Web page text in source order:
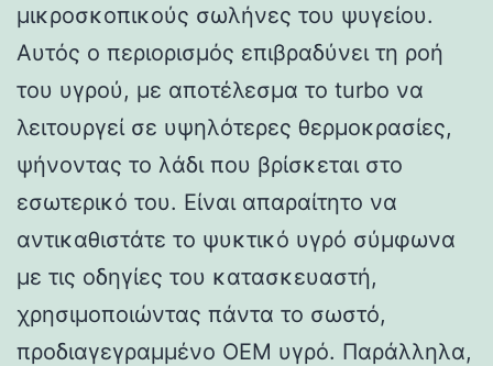
μικροσκοπικούς σωλήνες του ψυγείου.
Αυτός ο περιορισμός επιβραδύνει τη ροή
του υγρού, με αποτέλεσμα το turbo να
λειτουργεί σε υψηλότερες θερμοκρασίες,
ψήνοντας το λάδι που βρίσκεται στο
εσωτερικό του. Είναι απαραίτητο να
αντικαθιστάτε το ψυκτικό υγρό σύμφωνα
με τις οδηγίες του κατασκευαστή,
χρησιμοποιώντας πάντα το σωστό,
προδιαγεγραμμένο OEM υγρό. Παράλληλα,